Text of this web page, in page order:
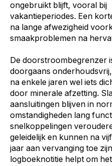
ongebruikt blijft, vooral bij
vakantieperiodes. Een
na lange afwezigheid
smaakproblemen na
De doorstroombegrenzer
doorgaans
na enkele jaren wel iets
door minerale afzetting.
aansluitingen blijven in
omstandigheden lang
snelkoppelingen
geleidelijk en kunnen na
jaar aan vervanging toe
logboeknotitie helpt om